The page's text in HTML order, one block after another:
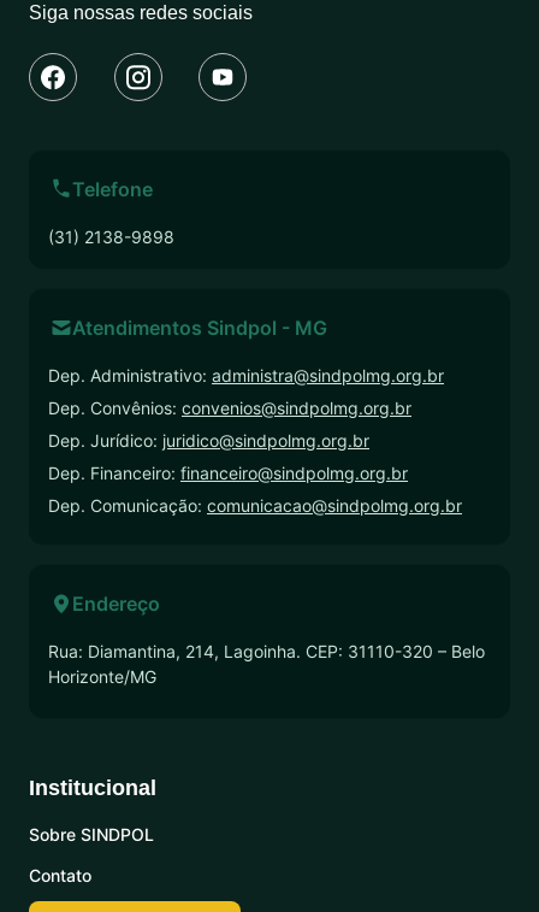
Siga nossas redes sociais
Telefone
(31) 2138-9898
Atendimentos Sindpol - MG
Dep. Administrativo: administra@sindpolmg.org.br
Dep. Convênios: convenios@sindpolmg.org.br
Dep. Jurídico: juridico@sindpolmg.org.br
Dep. Financeiro: financeiro@sindpolmg.org.br
Dep. Comunicação: comunicacao@sindpolmg.org.br
Endereço
Rua: Diamantina, 214, Lagoinha. CEP: 31110-320 – Belo
Horizonte/MG
Institucional
Sobre SINDPOL
Contato